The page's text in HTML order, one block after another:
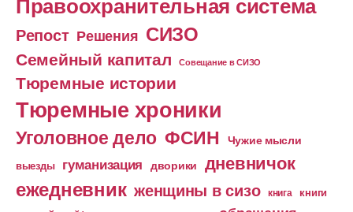
Репост Решения СИЗО
Семейный капитал Совещание в СИЗО
Тюремные истории
Тюремные хроники
Уголовное дело ФСИН Чужие мысли
выезды гуманизация дворики дневничок
ежедневник женщины в сизо книга книги